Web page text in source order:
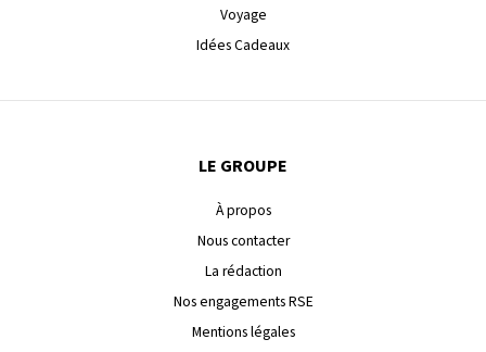
Voyage
Idées Cadeaux
LE GROUPE
À propos
Nous contacter
La rédaction
Nos engagements RSE
Mentions légales